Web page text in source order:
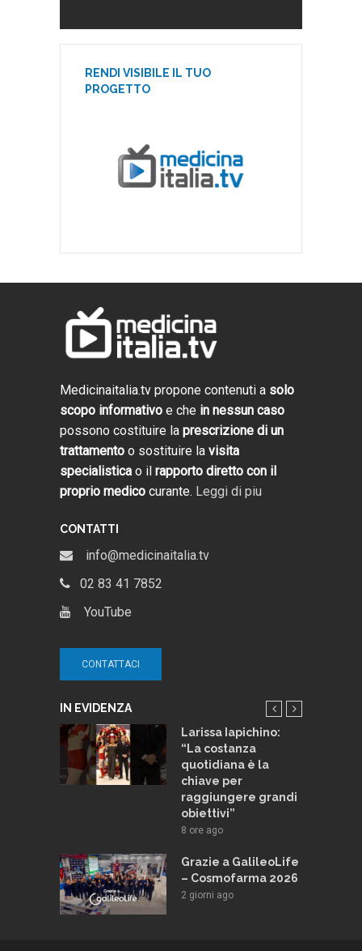
RENDI VISIBILE IL TUO
PROGETTO
Medicinaitalia.tv propone contenuti a solo
scopo informativo e che in nessun caso
possono costituire la prescrizione di un
trattamento o sostituire la visita
specialistica o il rapporto diretto con il
proprio medico curante. Leggi di piu
CONTATTI
info@medicinaitalia.tv
02 83 41 7852
YouTube
CONTATTACI
IN EVIDENZA
Larissa Iapichino:
“La costanza
quotidiana è la
chiave per
raggiungere grandi
obiettivi”
8 ore ago
Grazie a GalileoLife
– Cosmofarma 2026
2 giorni ago